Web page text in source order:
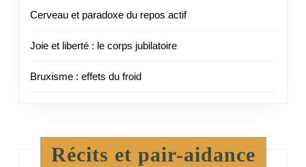
Cerveau et paradoxe du repos actif
Joie et liberté : le corps jubilatoire
Bruxisme : effets du froid
Récits et pair-aidance